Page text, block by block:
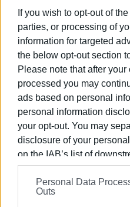
If you wish to opt-out of
parties, or processing of
information for targeted
the below opt-out section
Please note that after
processed you may
ads based on personal
personal information
your opt-out. You may
disclosure of your
on the IAB’s list of
information may also be
on theIAB’s List of
further disclose it to other
Personal Data
Outs
Ο
ΓΡΑΜΜΑΤΕΑΣ Α΄
ΜΟΥΡΙΚΗΣ ΝΙΚΟΛΑΟΣ
Εμφανίσεις: 77
Ακολουθήστε το